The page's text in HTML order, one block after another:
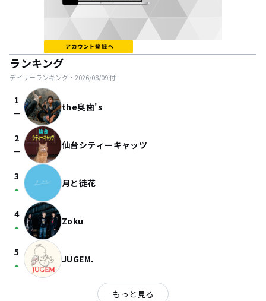
ランキング
デイリーランキング・ 2026/08/09付
1
check_indeterminate_small the奥歯's
2
check_indeterminate_small 仙台シティーキャッツ
3
arrow_drop_up 月と徒花
4
arrow_drop_up Zoku
5
arrow_drop_up JUGEM.
もっと見る